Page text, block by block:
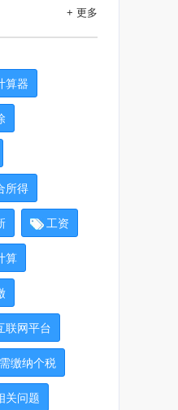
+ 更多
算器
所得
工资
算
联网平台
缴纳个税
关问题